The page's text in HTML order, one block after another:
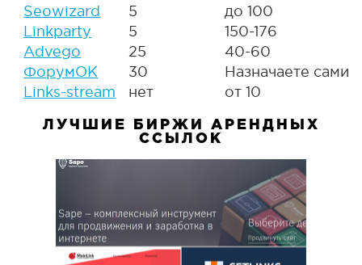
Seowizard
5
до 100
Linkparty
5
150-176
Advego
25
40-60
ФорумОК
30
Назначаете сами
Links-stream
нет от 10
ЛУЧШИЕ БИРЖИ АРЕНДНЫХ
ССЫЛОК